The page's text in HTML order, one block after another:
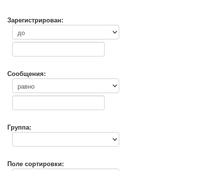
Зарегистрирован:
Сообщения:
Группа:
Поле сортировки: